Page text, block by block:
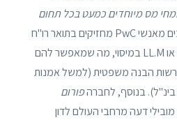
מס מיוחדים כמעט בכל תחום
. רבים מאנשי PwC מחזיקים בתואר רו"ח
ובמקביל בתואר במשפטים או LL.M במיסוי, מה שמאפשר להם
הבנה משפטית (למשל אמנות
בינ"ל). בנוסף, לחברהפורום
דעה מרחבי העולם לדון